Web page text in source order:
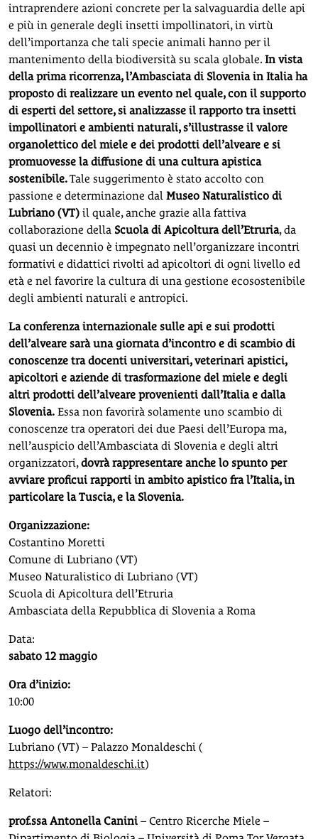
intraprendere azioni concrete per la salvaguardia delle api
e più in generale degli insetti impollinatori, in virtù
dell’importanza che tali specie animali hanno per il
mantenimento della biodiversità su scala globale. In vista
della prima ricorrenza, l’Ambasciata di Slovenia in Italia ha
proposto di realizzare un evento nel quale, con il supporto
di esperti del settore, si analizzasse il rapporto tra insetti
impollinatori e ambienti naturali, s’illustrasse il valore
organolettico del miele e dei prodotti dell’alveare e si
promuovesse la diffusione di una cultura apistica
sostenibile.Tale suggerimento è stato accolto con
passione e determinazione dal Museo Naturalistico di
Lubriano (VT) il quale, anche grazie alla fattiva
collaborazione della Scuola di Apicoltura dell’Etruria, da
quasi un decennio è impegnato nell’organizzare incontri
formativi e didattici rivolti ad apicoltori di ogni livello ed
età e nel favorire la cultura di una gestione ecosostenibile
degli ambienti naturali e antropici.
La conferenza internazionale sulle api e sui prodotti
dell’alveare sarà una giornata d’incontro e di scambio di
conoscenze tra docenti universitari, veterinari apistici,
apicoltori e aziende di trasformazione del miele e degli
altri prodotti dell’alveare provenienti dall’Italia e dalla
Slovenia. Essa non favorirà solamente uno scambio di
conoscenze tra operatori dei due Paesi dell’Europa ma,
nell’auspicio dell’Ambasciata di Slovenia e degli altri
organizzatori,dovrà rappresentare anche lo spunto per
avviare proficui rapporti in ambito apistico fra l’Italia, in
particolare la Tuscia, e la Slovenia.
Organizzazione:
Costantino Moretti
Comune di Lubriano (VT)
Museo Naturalistico di Lubriano (VT)
Scuola di Apicoltura dell’Etruria
Ambasciata della Repubblica di Slovenia a Roma
Data:
sabato 12 maggio
Ora d’inizio:
10:00
Luogo dell’incontro:
Lubriano (VT) – Palazzo Monaldeschi (
https://www.monaldeschi.it)
Relatori:
prof.ssa Antonella Canini – Centro Ricerche Miele –